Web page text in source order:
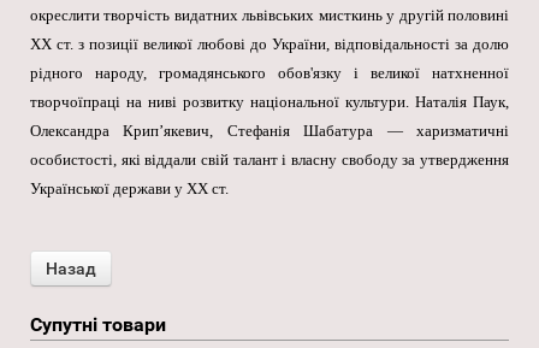
окреслити творчість видатних львівських мисткинь у другій половині
XX ст. з позиції великої любові до України, відповідальності за долю
рідного народу, громадянського обов'язку і великої натхненної
творчоїпраці на ниві розвитку національної культури. Наталія Паук,
Олександра Крип’якевич, Стефанія Шабатура — харизматичні
особистості, які віддали свій талант і власну свободу за утвердження
Української держави у XX ст.
Супутні товари